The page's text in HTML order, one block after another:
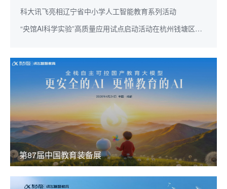
科大讯飞亮相辽宁省中小学人工智能教育系列活动
“央馆AI科学实验”高质量应用试点启动活动在杭州钱塘区举
第87届中国教育装备展